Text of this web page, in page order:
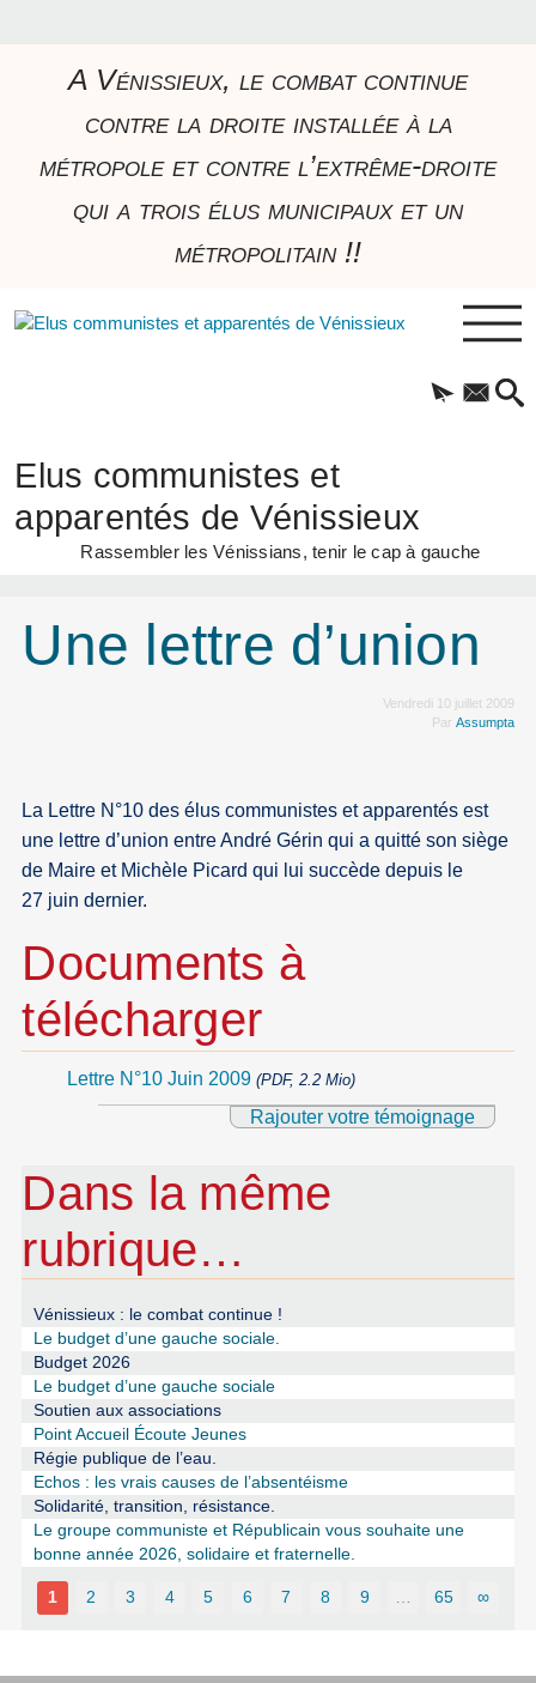
A Vénissieux, le combat continue
contre la droite installée à la
métropole et contre l’extrême-droite
qui a trois élus municipaux et un
métropolitain !!
Elus communistes et
apparentés de Vénissieux
Rassembler les Vénissians, tenir le cap à gauche
Une lettre d’union
Vendredi 10 juillet 2009
Par Assumpta
La Lettre N°10 des élus communistes et apparentés est
une lettre d’union entre André Gérin qui a quitté son siège
de Maire et Michèle Picard qui lui succède depuis le
27 juin dernier.
Documents à
télécharger
Lettre N°10 Juin 2009 (PDF, 2.2 Mio)
Rajouter votre témoignage
Dans la même
rubrique…
Vénissieux : le combat continue !
Le budget d’une gauche sociale.
Budget 2026
Le budget d’une gauche sociale
Soutien aux associations
Point Accueil Écoute Jeunes
Régie publique de l’eau.
Echos : les vrais causes de l’absentéisme
Solidarité, transition, résistance.
Le groupe communiste et Républicain vous souhaite une
bonne année 2026, solidaire et fraternelle.
1 2 3 4 5 6 7 8 9 … 65 ∞